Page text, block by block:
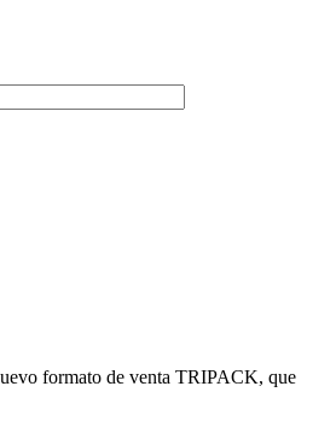
formato de venta TRIPACK, que